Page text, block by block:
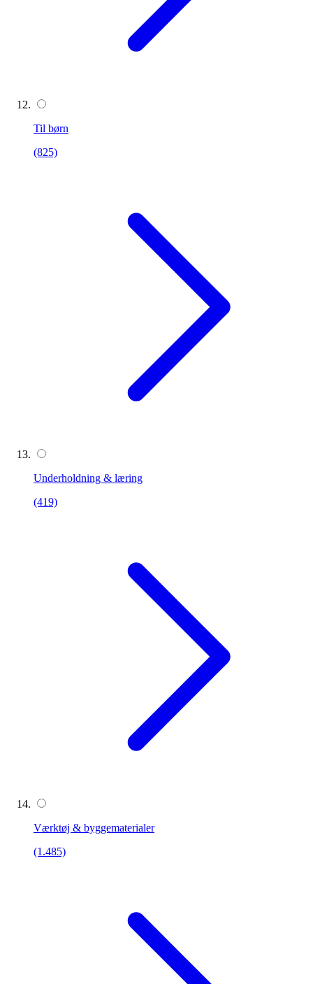
Til børn
(825)
Underholdning & læring
(419)
Værktøj & byggematerialer
(1.485)